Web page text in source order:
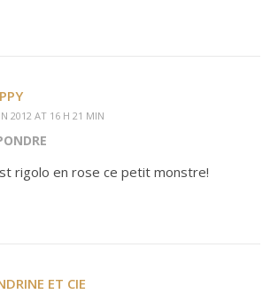
2012 AT 16 H 21 MIN
rigolo en rose ce petit monstre!
ET CIE